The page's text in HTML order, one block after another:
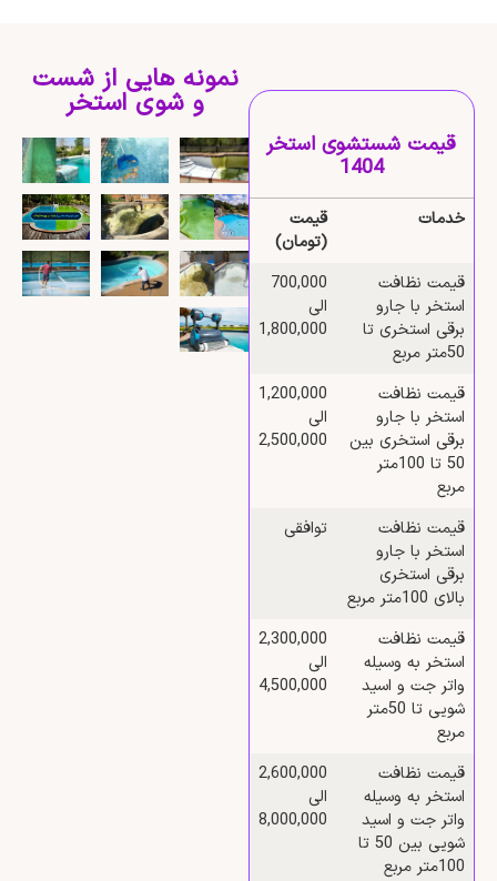
قیمت شستشوی استخر
1404
خدمات
قیمت
(تومان)
قیمت نظافت
استخر با جارو
برقی استخری تا
50متر مربع
700,000
الی
1,800,000
قیمت نظافت
استخر با جارو
برقی استخری بین
50 تا 100متر
مربع
1,200,000
الی
2,500,000
قیمت نظافت
استخر با جارو
برقی استخری
بالای 100متر مربع
توافقی
قیمت نظافت
استخر به وسیله
واتر جت و اسید
شویی تا 50متر
مربع
2,300,000
الی
4,500,000
قیمت نظافت
استخر به وسیله
واتر جت و اسید
شویی بین 50 تا
100متر مربع
2,600,000
الی
8,000,000
نمونه هایی از شست
و شوی استخر